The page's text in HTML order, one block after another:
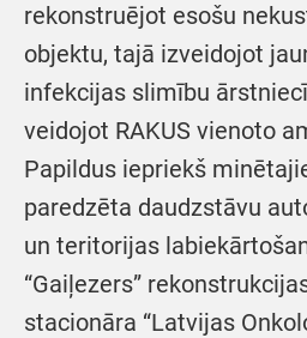
rekonstruējot esošu
objektu, tajā izveidojot
infekcijas slimību
veidojot RAKUS vienoto
Papildus iepriekš
paredzēta daudzstāvu
un teritorijas
“Gaiļezers”
stacionāra “Latvijas